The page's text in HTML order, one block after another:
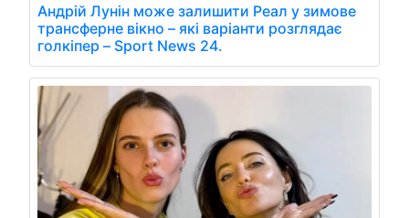
Андрій Лунін може залишити Реал у зимове
трансферне вікно – які варіанти розглядає
голкіпер – Sport News 24.